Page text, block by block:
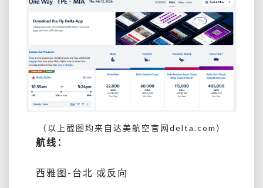
（以上截图均来自达美航空官网delta.com）
航线：
西雅图-台北 或反向